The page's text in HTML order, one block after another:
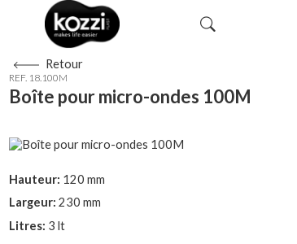
Retour
REF. 18.100M
Boîte pour micro-ondes 100M
Hauteur: 120 mm
Largeur: 230 mm
Litres: 3 lt